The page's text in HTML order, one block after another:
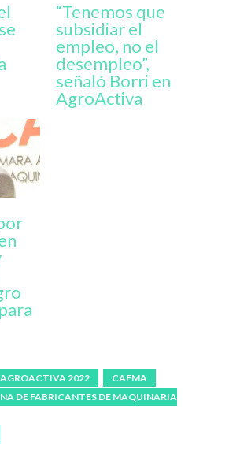
“Tenemos que
subsidiar el
empleo, no el
desempleo”,
señaló Borri en
AgroActiva
AGROACTIVA 2022
CAFMA
DE FABRICANTES DE MAQUINARIA